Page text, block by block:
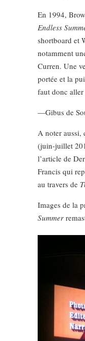
En 1994,
Endless
shortboard et
notamment
Curren. Une
portée et la
faut donc
—Gibus de
A noter aussi,
(juin-juillet
l’article de
Francis qui
au travers de
Images de la
Summer